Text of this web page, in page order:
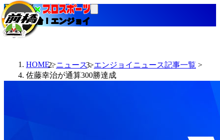
当たる競輪！エンジョイ
HOME ニュース
エンジョイニュース記事一覧
佐藤幸治が通算300勝達成